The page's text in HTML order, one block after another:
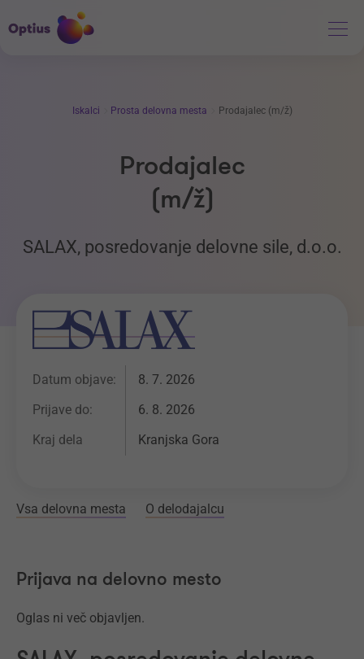
Iskalci Prosta delovna mesta Prodajalec (m/ž)
Prodajalec
(m/ž)
SALAX, posredovanje delovne sile, d.o.o.
Datum objave:
8. 7. 2026
Prijave do:
6. 8. 2026
Kraj dela
Kranjska Gora
Vsa delovna mesta O delodajalcu
Prijava na delovno mesto
Oglas ni več objavljen.